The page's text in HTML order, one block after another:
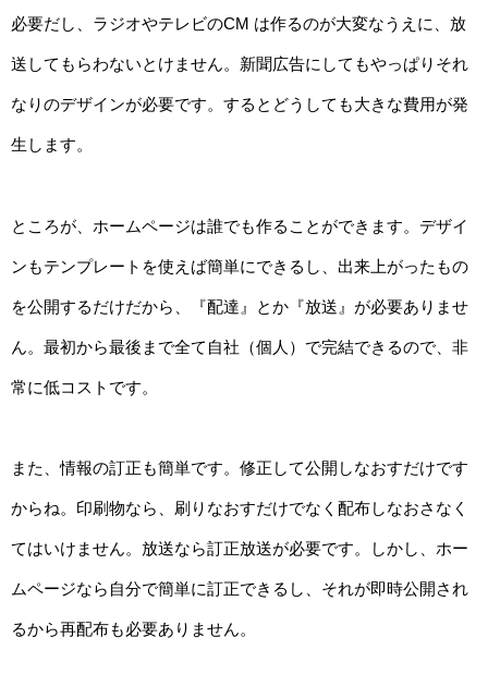
必要だし、ラジオやテレビのCM は作るのが大変なうえに、放
送してもらわないとけません。新聞広告にしてもやっぱりそれ
なりのデザインが必要です。するとどうしても大きな費用が発
生します。
ところが、ホームページは誰でも作ることができます。デザイ
ンもテンプレートを使えば簡単にできるし、出来上がったもの
を公開するだけだから、『配達』とか『放送』が必要ありませ
ん。最初から最後まで全て自社（個人）で完結できるので、非
常に低コストです。
また、情報の訂正も簡単です。修正して公開しなおすだけです
からね。印刷物なら、刷りなおすだけでなく配布しなおさなく
てはいけません。放送なら訂正放送が必要です。しかし、ホー
ムページなら自分で簡単に訂正できるし、それが即時公開され
るから再配布も必要ありません。